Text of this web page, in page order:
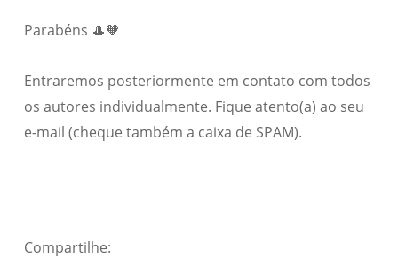
Parabéns 🎩🧡
Entraremos posteriormente em contato com todos
os autores individualmente. Fique atento(a) ao seu
e-mail (cheque também a caixa de SPAM).
Compartilhe: